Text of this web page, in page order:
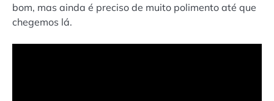
bom, mas ainda é preciso de muito polimento até que
chegemos lá.